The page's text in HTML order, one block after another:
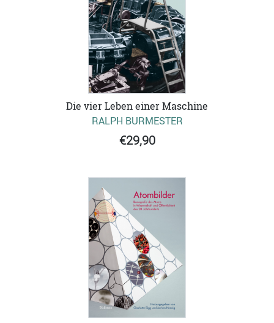
Die vier Leben einer Maschine
RALPH BURMESTER
€29,90